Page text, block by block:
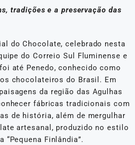
tradições e a preservação das
do Chocolate, celebrado nesta
do Correio Sul Fluminense e
até Penedo, conhecido como
chocolateiros do Brasil. Em
da região das Agulhas
fábricas tradicionais com
de história, além de mergulhar
artesanal, produzido no estilo
“Pequena Finlândia”.